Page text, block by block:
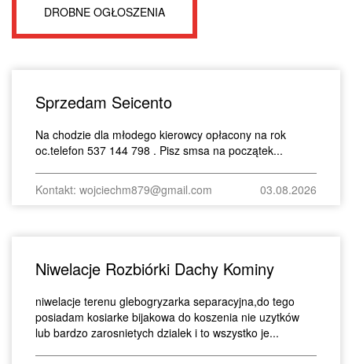
DROBNE OGŁOSZENIA
Sprzedam Seicento
Na chodzie dla młodego kierowcy opłacony na rok
oc.telefon 537 144 798 . Pisz smsa na początek...
Kontakt: wojciechm879@gmail.com 03.08.2026
Niwelacje Rozbiórki Dachy Kominy
niwelacje terenu glebogryzarka separacyjna,do tego
posiadam kosiarke bijakowa do koszenia nie uzytków
lub bardzo zarosnietych dzialek i to wszystko je...